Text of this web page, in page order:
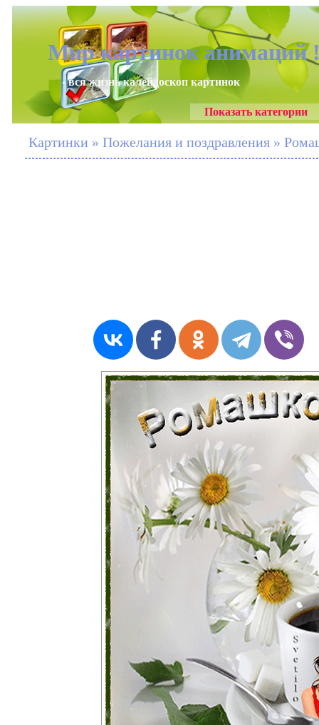
Мир картинок анимаций
- вся жизнь калейдоскоп картинок
Показать категории
Картинки » Пожелания и поздравления »